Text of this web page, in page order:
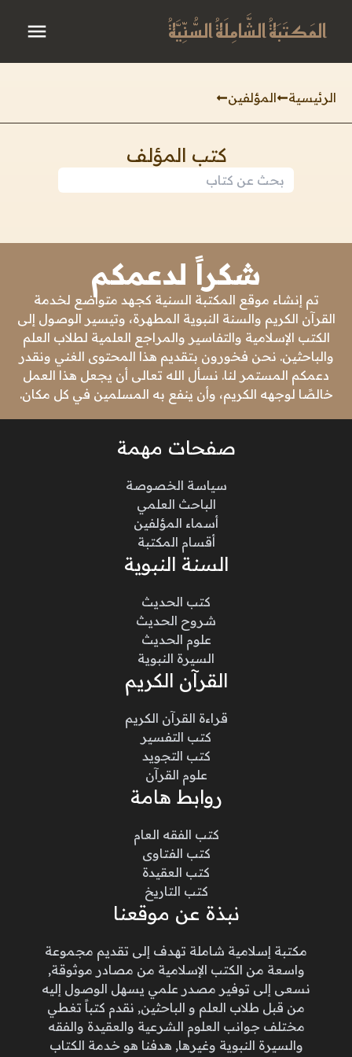
المَكتَبَةُ الشَّامِلَةُ السُّنِّيَّةُ
الرئيسية المؤلفين
كتب المؤلف
شكراً لدعمكم
تم إنشاء موقع المكتبة السنية كجهد متواضع لخدمة
القرآن الكريم والسنة النبوية المطهرة، وتيسير الوصول إلى
الكتب الإسلامية والتفاسير والمراجع العلمية لطلاب العلم
والباحثين. نحن فخورون بتقديم هذا المحتوى الغني ونقدر
دعمكم المستمر لنا. نسأل الله تعالى أن يجعل هذا العمل
خالصًا لوجهه الكريم، وأن ينفع به المسلمين في كل مكان.
صفحات مهمة
سياسة الخصوصة
الباحث العلمي
أسماء المؤلفين
أقسام المكتبة
السنة النبوية
كتب الحديث
شروح الحديث
علوم الحديث
السيرة النبوية
القرآن الكريم
قراءة القرآن الكريم
كتب التفسير
كتب التجويد
علوم القرآن
روابط هامة
كتب الفقه العام
كتب الفتاوى
كتب العقيدة
كتب التاريخ
نبذة عن موقعنا
مكتبة إسلامية شاملة تهدف إلى تقديم مجموعة
واسعة من الكتب الإسلامية من مصادر موثوقة,
نسعى إلى توفير مصدر علمي يسهل الوصول إليه
من قبل طلاب العلم و الباحثين, نقدم كتباً تغطي
مختلف جوانب العلوم الشرعية والعقيدة والفقه
والسيرة النبوية وغيرها, هدفنا هو خدمة الكتاب